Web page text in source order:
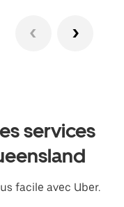
services
facile avec Uber.